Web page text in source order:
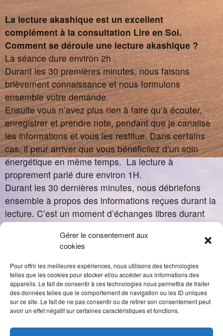
Gérer le consentement aux
cookies
Pour offrir les meilleures expériences, nous utilisons des technologies
telles que les cookies pour stocker et/ou accéder aux informations des
appareils. Le fait de consentir à ces technologies nous permettra de traiter
des données telles que le comportement de navigation ou les ID uniques
sur ce site. Le fait de ne pas consentir ou de retirer son consentement peut
avoir un effet négatif sur certaines caractéristiques et fonctions.
La lecture akashique est un excellent
complément à la consultation Lire en Soi.
Comment se déroule une lecture akashique ?
La séance dure environ 2h .
Durant les 30 premières minutes, nous faisons
brièvement connaissance et nous formulons
ensemble votre demande.
Ensuite vous n’avez plus rien à faire qu’à écouter,
enregistrer et prendre note, pendant que je canalise
les informations et vous les restitue. Dans certains
cas, il peur arriver que vous bénéficiiez d’un soin
énergétique en même temps. La lecture à
proprement parlé dure environ 1H.
Durant les 30 dernières minutes, nous débriefons
ensemble à propos des informations reçues durant la
lecture. C’est un moment d’échanges libres durant
lequel vous pouvez me poser toutes vos questions.
Avertissement :
L’ akasha est un espace sacré que nous devons
appréhender avec humilité et respect. Le but n’est
pas de satisfaire une curiosité mal placée mais de
nous aider sur notre chemin d’évolution.